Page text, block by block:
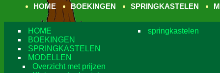
HOME BOEKINGEN SPRINGKASTELEN
HOME
BOEKINGEN
SPRINGKASTELEN
MODELLEN
Overzicht met prijzen
springkastelen